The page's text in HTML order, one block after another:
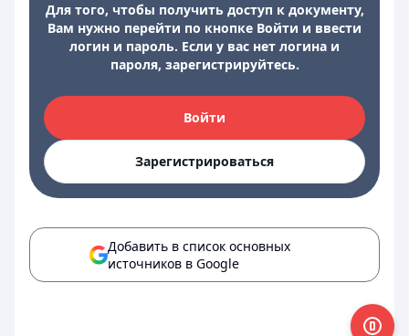
Для того, чтобы получить доступ к документу,
Вам нужно перейти по кнопке Войти и ввести
логин и пароль. Если у вас нет логина и
пароля, зарегистрируйтесь.
Войти
Зарегистрироваться
Добавить в список основных
источников в Google